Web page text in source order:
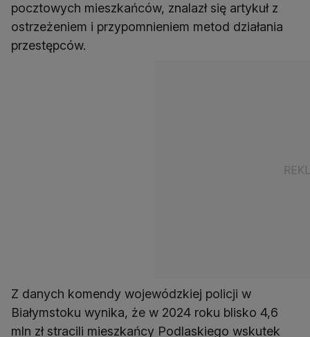
pocztowych mieszkańców, znalazł się artykuł z
ostrzeżeniem i przypomnieniem metod działania
przestępców.
Z danych komendy wojewódzkiej policji w
Białymstoku wynika, że w 2024 roku blisko 4,6
mln zł stracili mieszkańcy Podlaskiego wskutek